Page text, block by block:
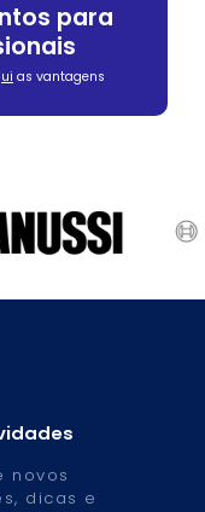
para
as vantagens
novos
dicas e